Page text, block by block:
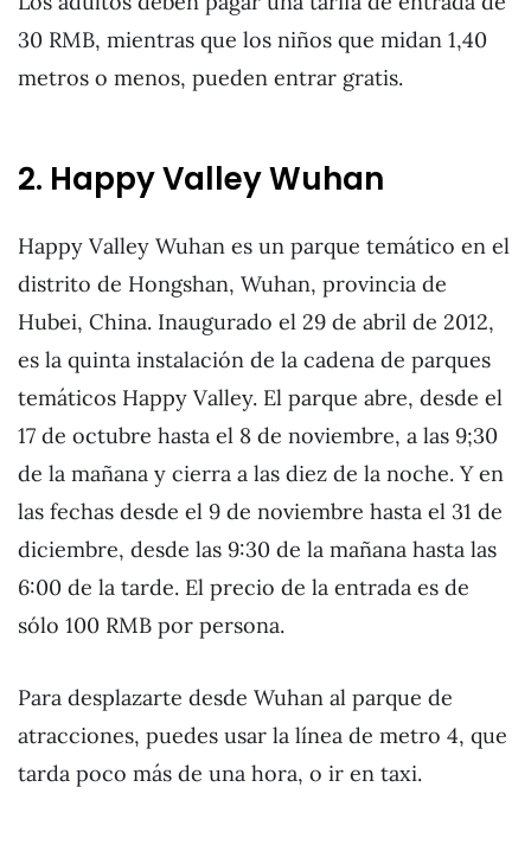
30 RMB, mientras que los niños que midan 1,40
metros o menos, pueden entrar gratis.
2. Happy Valley Wuhan
Happy Valley Wuhan es un parque temático en el
distrito de Hongshan, Wuhan, provincia de
Hubei, China. Inaugurado el 29 de abril de 2012,
es la quinta instalación de la cadena de parques
temáticos Happy Valley. El parque abre, desde el
17 de octubre hasta el 8 de noviembre, a las 9;30
de la mañana y cierra a las diez de la noche. Y en
las fechas desde el 9 de noviembre hasta el 31 de
diciembre, desde las 9:30 de la mañana hasta las
6:00 de la tarde. El precio de la entrada es de
sólo 100 RMB por persona.
Para desplazarte desde Wuhan al parque de
atracciones, puedes usar la línea de metro 4, que
tarda poco más de una hora, o ir en taxi.